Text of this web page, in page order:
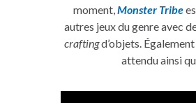
moment, Monster Tribe
autres jeux du genre avec
craftingd’objets.
attendu ainsi